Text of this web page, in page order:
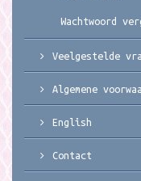
Wachtwoord
Veelgestelde
Algemene
English
Contact